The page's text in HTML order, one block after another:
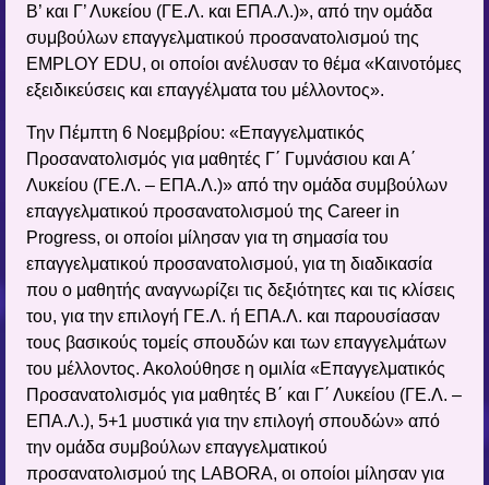
Β’ και Γ’ Λυκείου (ΓΕ.Λ. και ΕΠΑ.Λ.)», από την ομάδα
συμβούλων επαγγελματικού προσανατολισμού της
EMPLOY EDU, οι οποίοι ανέλυσαν το θέμα «Καινοτόμες
εξειδικεύσεις και επαγγέλματα του μέλλοντος».
Την Πέμπτη 6 Νοεμβρίου: «Επαγγελματικός
Προσανατολισμός για μαθητές Γ΄ Γυμνάσιου και Α΄
Λυκείου (ΓΕ.Λ. – ΕΠΑ.Λ.)» από την ομάδα συμβούλων
επαγγελματικού προσανατολισμού της Career in
Progress, οι οποίοι μίλησαν για τη σημασία του
επαγγελματικού προσανατολισμού, για τη διαδικασία
που ο μαθητής αναγνωρίζει τις δεξιότητες και τις κλίσεις
του, για την επιλογή ΓΕ.Λ. ή ΕΠΑ.Λ. και παρουσίασαν
τους βασικούς τομείς σπουδών και των επαγγελμάτων
του μέλλοντος. Ακολούθησε η ομιλία «Επαγγελματικός
Προσανατολισμός για μαθητές Β΄ και Γ΄ Λυκείου (ΓΕ.Λ. –
ΕΠΑ.Λ.), 5+1 μυστικά για την επιλογή σπουδών» από
την ομάδα συμβούλων επαγγελματικού
προσανατολισμού της LABORA, οι οποίοι μίλησαν για